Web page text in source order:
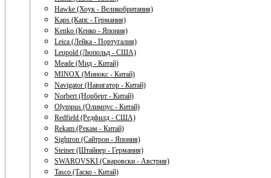
Hawke (Хоук - Великобритания)
Kaps (Капс - Германия)
Kenko (Кенко - Япония)
Leica (Лейка - Португалия)
Leupold (Люпольд - США)
Meade (Мид - Китай)
MINOX (Минокс - Китай)
Navigator (Навигатор - Китай)
Norbert (Норберт - Китай)
Olympus (Олимпус - Китай)
Redfield (Редфилд - США)
Rekam (Рекам - Китай)
Sightron (Сайтрон - Япония)
Steiner (Штайнер - Германия)
SWAROVSKI (Сваровски - Австрия)
Tasco (Таско - Китай)